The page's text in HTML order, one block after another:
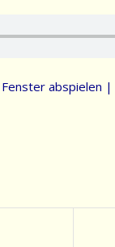
abspielen |